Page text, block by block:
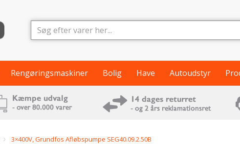
Rengøringsmaskiner Bolig Have Autoudstyr
3×400V, Grundfos Afløbspumpe SEG40.09.2.50B